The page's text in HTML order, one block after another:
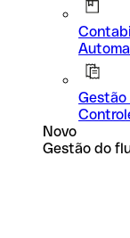
Gestão
Novo
Gestão do